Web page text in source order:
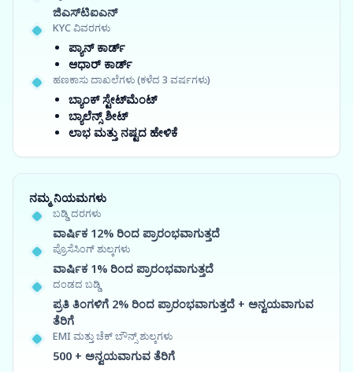
ಜಿಎಸ್‍ಟಿಐಎನ್
KYC ವಿವರಗಳು
ಪ್ಯಾನ್ ಕಾರ್ಡ್
ಆಧಾರ್ ಕಾರ್ಡ್
ಹಣಕಾಸು ದಾಖಲೆಗಳು (ಕಳೆದ 3 ವರ್ಷಗಳು)
ಬ್ಯಾಂಕ್ ಸ್ಟೇಟ್‌ಮೆಂಟ್
ಬ್ಯಾಲೆನ್ಸ್ ಶೀಟ್
ಲಾಭ ಮತ್ತು ನಷ್ಟದ ಹೇಳಿಕೆ
ನಮ್ಮ ನಿಯಮಗಳು
ಬಡ್ಡಿ ದರಗಳು
ವಾರ್ಷಿಕ 12% ರಿಂದ ಪ್ರಾರಂಭವಾಗುತ್ತದೆ
ಪ್ರೊಸೆಸಿಂಗ್ ಶುಲ್ಕಗಳು
ವಾರ್ಷಿಕ 1% ರಿಂದ ಪ್ರಾರಂಭವಾಗುತ್ತದೆ
ದಂಡದ ಬಡ್ಡಿ
ಪ್ರತಿ ತಿಂಗಳಿಗೆ 2% ರಿಂದ ಪ್ರಾರಂಭವಾಗುತ್ತದೆ + ಅನ್ವಯವಾಗುವ
ತೆರಿಗೆ
EMI ಮತ್ತು ಚೆಕ್ ಬೌನ್ಸ್ ಶುಲ್ಕಗಳು
500 + ಅನ್ವಯವಾಗುವ ತೆರಿಗೆ